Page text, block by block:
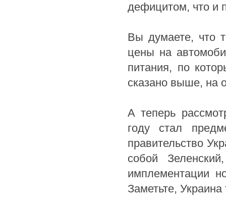
дефицитом, что и
Вы думаете, что
цены на
питания, по
сказано выше, на
А теперь
году стал
правительство
собой
имплементации
Заметьте,